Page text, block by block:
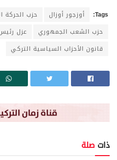
Tags: أوزجور أوزال
حزب الحركة
حزب الشعب الجمهوري
عزل
قانون الأحزاب السياسية التركي
ذات صلة